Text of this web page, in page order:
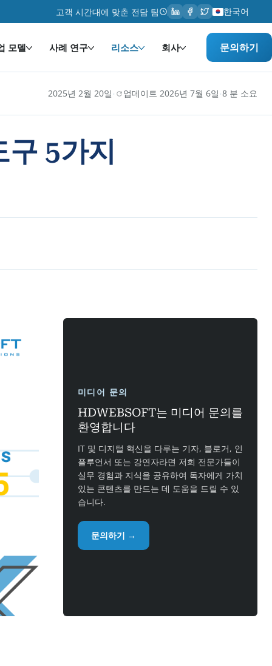
고객 시간대에 맞춘 전담 팀 한국어
모델 사례 연구 리소스 회사 문의하기
2025년 2월 20일 · 업데이트 2026년 7월 6일 ·8 분 소요
5가지
미디어 문의
HDWEBSOFT는 미디어 문의를
환영합니다
IT 및 디지털 혁신을 다루는 기자, 블로거, 인
플루언서 또는 강연자라면 저희 전문가들이
실무 경험과 지식을 공유하여 독자에게 가치
있는 콘텐츠를 만드는 데 도움을 드릴 수 있
습니다.
문의하기 →